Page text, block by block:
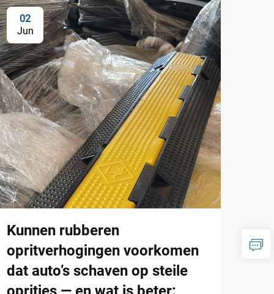
02
Jun
Kunnen rubberen
opritverhogingen voorkomen
dat auto’s schaven op steile